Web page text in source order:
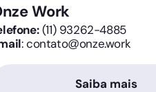
Work
(11) 93262-4885
: contato@onze.work
Saiba mais